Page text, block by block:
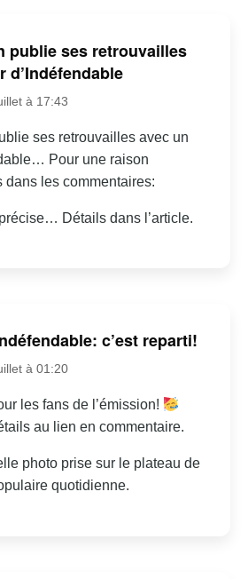
publie ses retrouvailles
d’Indéfendable
à 17:43
ses retrouvailles avec un
Pour une raison
les commentaires:
Détails dans l’article.
c’est reparti!
à 01:20
les fans de l’émission!
au lien en commentaire.
photo prise sur le plateau de
quotidienne.